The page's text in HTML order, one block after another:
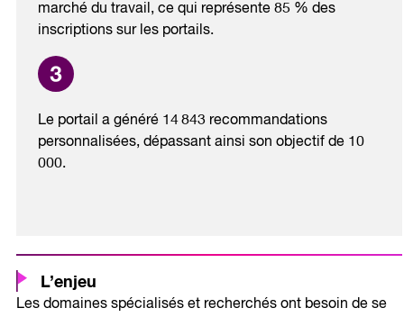
marché du travail, ce qui représente 85 % des
inscriptions sur les portails.
Le portail a généré 14 843 recommandations
personnalisées, dépassant ainsi son objectif de 10
000.
L’enjeu
Les domaines spécialisés et recherchés ont besoin de se